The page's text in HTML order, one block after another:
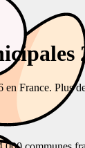
France. Plus